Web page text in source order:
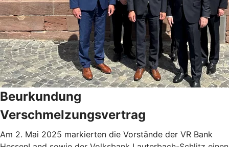
Beurkundung
Verschmelzungsvertrag
Am 2. Mai 2025 markierten die Vorstände der VR Bank